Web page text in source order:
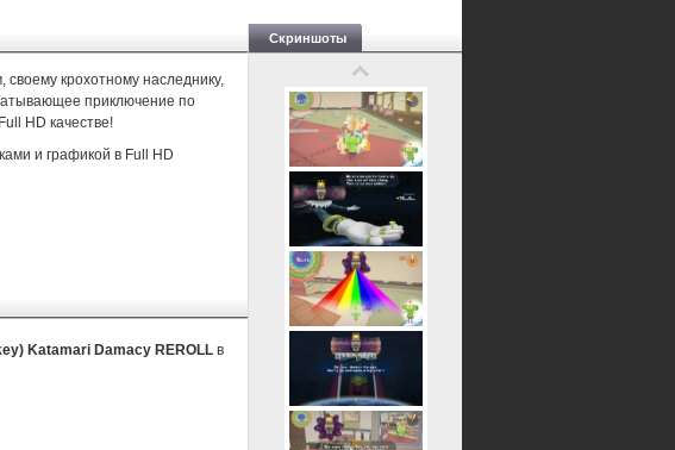
крохотному наследнику,
приключение по
HD качестве!
и графикой в Full HD
Katamari Damacy REROLL в
Скриншоты